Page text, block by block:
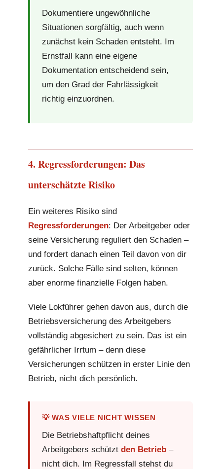
Dokumentiere ungewöhnliche
Situationen sorgfältig, auch wenn
zunächst kein Schaden entsteht. Im
Ernstfall kann eine eigene
Dokumentation entscheidend sein,
um den Grad der Fahrlässigkeit
richtig einzuordnen.
4. Regressforderungen: Das
unterschätzte Risiko
Ein weiteres Risiko sind
Regressforderungen: Der Arbeitgeber oder
seine Versicherung reguliert den Schaden –
und fordert danach einen Teil davon von dir
zurück. Solche Fälle sind selten, können
aber enorme finanzielle Folgen haben.
Viele Lokführer gehen davon aus, durch die
Betriebsversicherung des Arbeitgebers
vollständig abgesichert zu sein. Das ist ein
gefährlicher Irrtum – denn diese
Versicherungen schützen in erster Linie den
Betrieb, nicht dich persönlich.
💡 WAS VIELE NICHT WISSEN
Die Betriebshaftpflicht deines
Arbeitgebers schützt den Betrieb–
nicht dich. Im Regressfall stehst du